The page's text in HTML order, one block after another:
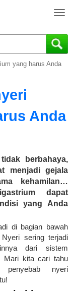
T
g
g
i
i
o
n
yang harus Anda
Anda
berbahaya,
menjadi gejala
kehamilan…
dapat
yang Anda
di bagian bawah
sering terjadi
dari sistem
Mari kita cari tahu
penyebab nyeri